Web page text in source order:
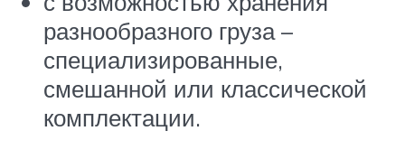
разнообразного груза –
специализированные,
смешанной или классической
комплектации.